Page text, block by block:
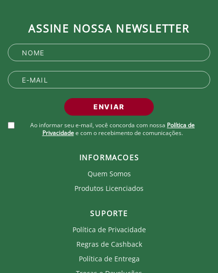
ASSINE NOSSA NEWSLETTER
ENVIAR
Ao informar seu e-mail, você concorda com nossa Política de
Privacidade e com o recebimento de comunicações.
INFORMACOES
Quem Somos
Produtos Licenciados
SUPORTE
Política de Privacidade
Regras de Cashback
Política de Entrega